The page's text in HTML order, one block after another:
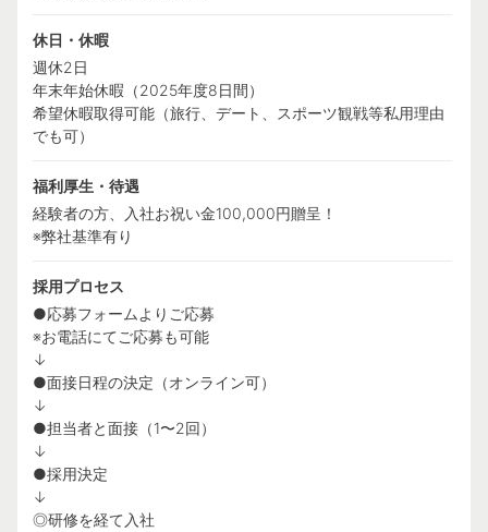
休日・休暇
週休2日
年末年始休暇（2025年度8日間）
希望休暇取得可能（旅行、デート、スポーツ観戦等私用理由
でも可）
福利厚生・待遇
経験者の方、入社お祝い金100,000円贈呈！
※弊社基準有り
採用プロセス
●応募フォームよりご応募
※お電話にてご応募も可能
↓
●面接日程の決定（オンライン可）
↓
●担当者と面接（1〜2回）
↓
●採用決定
↓
◎研修を経て入社